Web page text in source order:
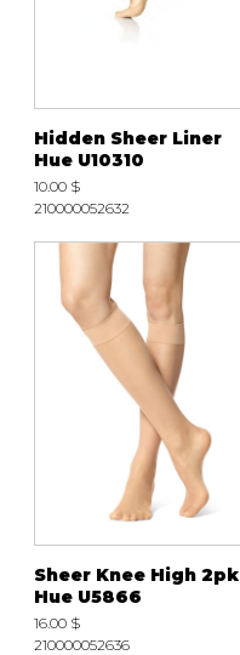
Hidden Sheer Liner
Hue U10310
10.00 $
210000052632
Sheer Knee High 2pk
Hue U5866
16.00 $
210000052636